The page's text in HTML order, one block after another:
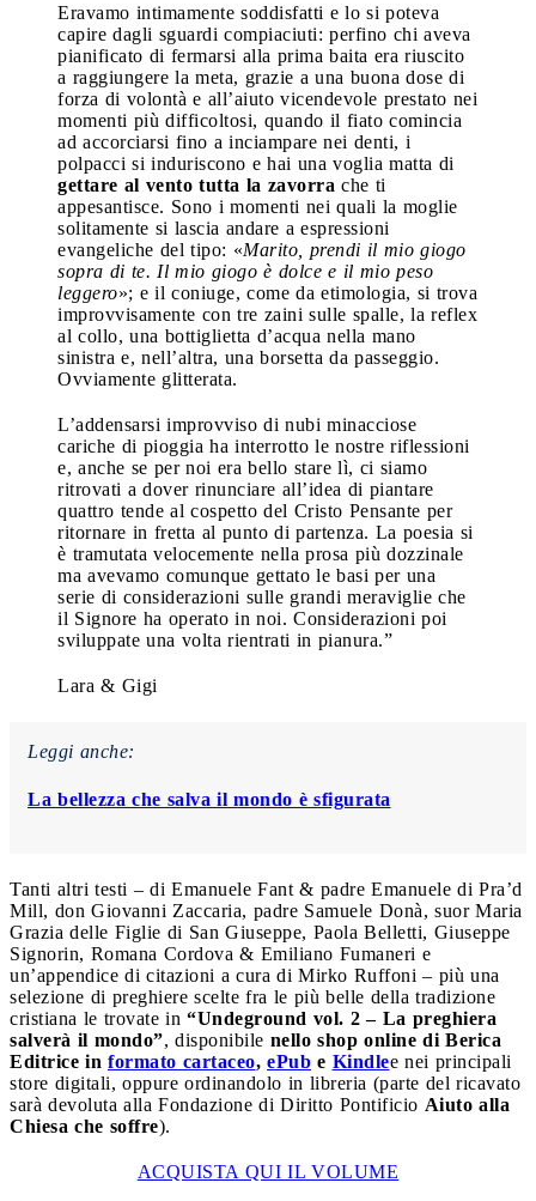
Eravamo intimamente soddisfatti e lo si poteva
capire dagli sguardi compiaciuti: perfino chi aveva
pianificato di fermarsi alla prima baita era riuscito
a raggiungere la meta, grazie a una buona dose di
forza di volontà e all’aiuto vicendevole prestato nei
momenti più difficoltosi, quando il fiato comincia
ad accorciarsi fino a inciampare nei denti, i
polpacci si induriscono e hai una voglia matta di
gettare al vento tutta la zavorra che ti
appesantisce. Sono i momenti nei quali la moglie
solitamente si lascia andare a espressioni
evangeliche del tipo: «Marito, prendi il mio giogo
sopra di te. Il mio giogo è dolce e il mio peso
leggero»; e il coniuge, come da etimologia, si trova
improvvisamente con tre zaini sulle spalle, la reflex
al collo, una bottiglietta d’acqua nella mano
sinistra e, nell’altra, una borsetta da passeggio.
Ovviamente glitterata.
L’addensarsi improvviso di nubi minacciose
cariche di pioggia ha interrotto le nostre riflessioni
e, anche se per noi era bello stare lì, ci siamo
ritrovati a dover rinunciare all’idea di piantare
quattro tende al cospetto del Cristo Pensante per
ritornare in fretta al punto di partenza. La poesia si
è tramutata velocemente nella prosa più dozzinale
ma avevamo comunque gettato le basi per una
serie di considerazioni sulle grandi meraviglie che
il Signore ha operato in noi. Considerazioni poi
sviluppate una volta rientrati in pianura.”
Lara & Gigi
Leggi anche:
La bellezza che salva il mondo è sfigurata
Tanti altri testi – di Emanuele Fant & padre Emanuele di Pra’d
Mill, don Giovanni Zaccaria, padre Samuele Donà, suor Maria
Grazia delle Figlie di San Giuseppe, Paola Belletti, Giuseppe
Signorin, Romana Cordova & Emiliano Fumaneri e
un’appendice di citazioni a cura di Mirko Ruffoni – più una
selezione di preghiere scelte fra le più belle della tradizione
cristiana le trovate in “Undeground vol. 2 – La preghiera
salverà il mondo”, disponibile nello shop online di Berica
Editrice in formato cartaceo, ePub e Kindlee nei principali
store digitali, oppure ordinandolo in libreria (parte del ricavato
sarà devoluta alla Fondazione di Diritto Pontificio Aiuto alla
Chiesa che soffre).
ACQUISTA QUI IL VOLUME